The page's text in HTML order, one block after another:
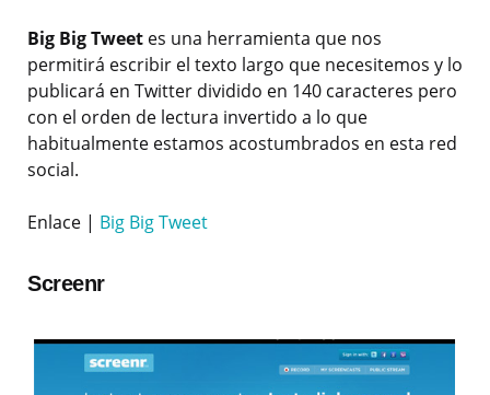
Big Big Tweet es una herramienta que nos
permitirá escribir el texto largo que necesitemos y lo
publicará en Twitter dividido en 140 caracteres pero
con el orden de lectura invertido a lo que
habitualmente estamos acostumbrados en esta red
social.
Enlace | Big Big Tweet
Screenr